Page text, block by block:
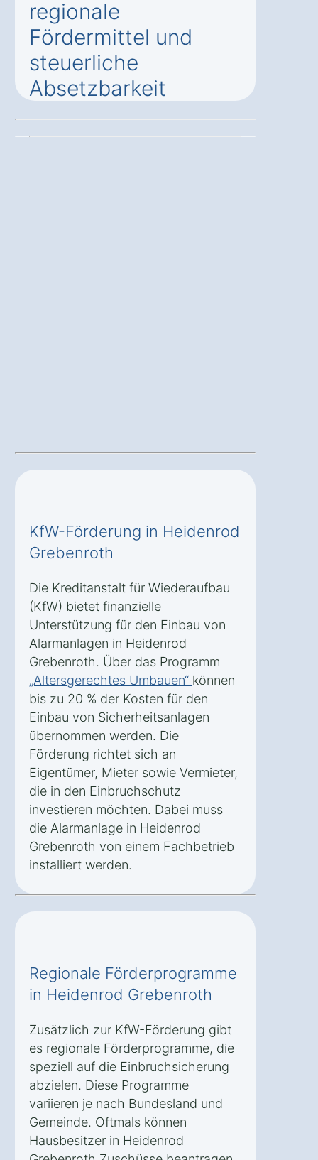
regionale
Fördermittel und
steuerliche
Absetzbarkeit
KfW-Förderung in Heidenrod
Grebenroth
Die Kreditanstalt für Wiederaufbau
(KfW) bietet finanzielle
Unterstützung für den Einbau von
Alarmanlagen in Heidenrod
Grebenroth. Über das Programm
„Altersgerechtes Umbauen“ können
bis zu 20 % der Kosten für den
Einbau von Sicherheitsanlagen
übernommen werden. Die
Förderung richtet sich an
Eigentümer, Mieter sowie Vermieter,
die in den Einbruchschutz
investieren möchten. Dabei muss
die Alarmanlage in Heidenrod
Grebenroth von einem Fachbetrieb
installiert werden.
Regionale Förderprogramme
in Heidenrod Grebenroth
Zusätzlich zur KfW-Förderung gibt
es regionale Förderprogramme, die
speziell auf die Einbruchsicherung
abzielen. Diese Programme
variieren je nach Bundesland und
Gemeinde. Oftmals können
Hausbesitzer in Heidenrod